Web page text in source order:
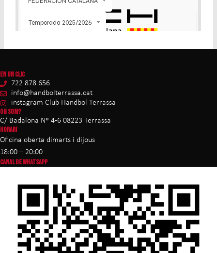
EN UN CLIC
722 878 656
info@handbolterrassa.cat
instagram Club Handbol Terrassa
ON SOM?
C/ Badalona Nº 4-6 08223 Terrassa
HORARI
Oficina oberta dimarts i dijous
18:00 – 20:00
CANAL DE WHATSAPP